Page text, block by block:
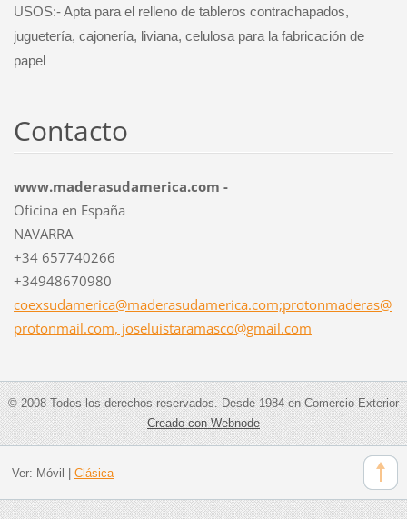
USOS:- Apta para el relleno de tableros contrachapados,
juguetería, cajonería, liviana, celulosa para la fabricación de
papel
Contacto
www.maderasudamerica.com -
Oficina en España
NAVARRA
+34 657740266
+34948670980
coexsudamerica@maderasudamerica.com;protonmaderas@
protonmail.com, joseluistaramasco@gmail.com
© 2008 Todos los derechos reservados. Desde 1984 en Comercio Exterior
Creado con Webnode
Ver: Móvil Clásica